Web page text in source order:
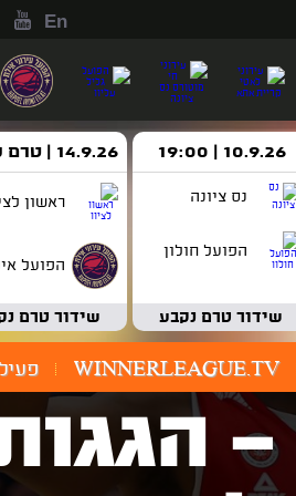
En
10.9.26 | 19:00
נס ציונה
הפועל חולון
שידור טרם נקבע
14.9.26 | טרם נקבע
ראשון
הפועל
שידור טרם
WINNERLEAGUE.TV
צפו: טופ 5 -